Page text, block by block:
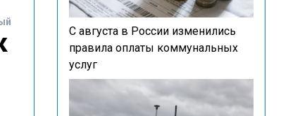
С августа в России изменились
правила оплаты коммунальных
услуг